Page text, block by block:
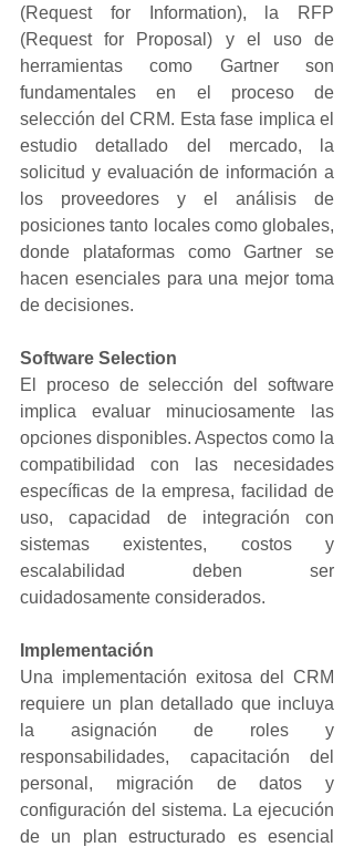
(Request for Information), la RFP
(Request for Proposal) y el uso de
herramientas como Gartner son
fundamentales en el proceso de
selección del CRM. Esta fase implica el
estudio detallado del mercado, la
solicitud y evaluación de información a
los proveedores y el análisis de
posiciones tanto locales como globales,
donde plataformas como Gartner se
hacen esenciales para una mejor toma
de decisiones.
Software Selection
El proceso de selección del software
implica evaluar minuciosamente las
opciones disponibles. Aspectos como la
compatibilidad con las necesidades
específicas de la empresa, facilidad de
uso, capacidad de integración con
sistemas existentes, costos y
escalabilidad deben ser
cuidadosamente considerados.
Implementación
Una implementación exitosa del CRM
requiere un plan detallado que incluya
la asignación de roles y
responsabilidades, capacitación del
personal, migración de datos y
configuración del sistema. La ejecución
de un plan estructurado es esencial